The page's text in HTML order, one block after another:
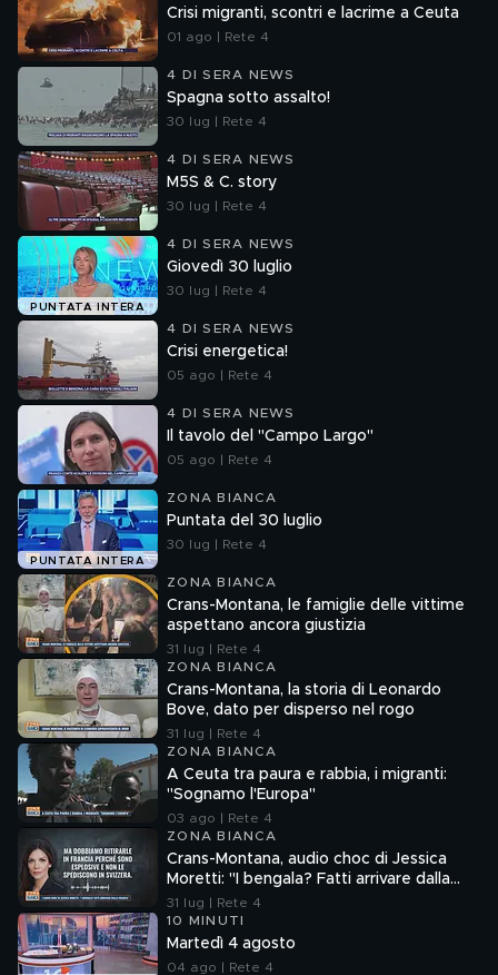
Crisi migranti, scontri e lacrime a Ceuta
01 ago | Rete 4
4 DI SERA NEWS
Spagna sotto assalto!
30 lug | Rete 4
4 DI SERA NEWS
M5S & C. story
30 lug | Rete 4
PUNTATA INTERA
4 DI SERA NEWS
Giovedì 30 luglio
30 lug | Rete 4
4 DI SERA NEWS
Crisi energetica!
05 ago | Rete 4
4 DI SERA NEWS
Il tavolo del "Campo Largo"
05 ago | Rete 4
PUNTATA INTERA
ZONA BIANCA
Puntata del 30 luglio
30 lug | Rete 4
ZONA BIANCA
Crans-Montana, le famiglie delle vittime
aspettano ancora giustizia
31 lug | Rete 4
ZONA BIANCA
Crans-Montana, la storia di Leonardo
Bove, dato per disperso nel rogo
31 lug | Rete 4
ZONA BIANCA
A Ceuta tra paura e rabbia, i migranti:
"Sognamo l'Europa"
03 ago | Rete 4
ZONA BIANCA
Crans-Montana, audio choc di Jessica
Moretti: "I bengala? Fatti arrivare dalla
Francia"
31 lug | Rete 4
10 MINUTI
Martedì 4 agosto
04 ago | Rete 4